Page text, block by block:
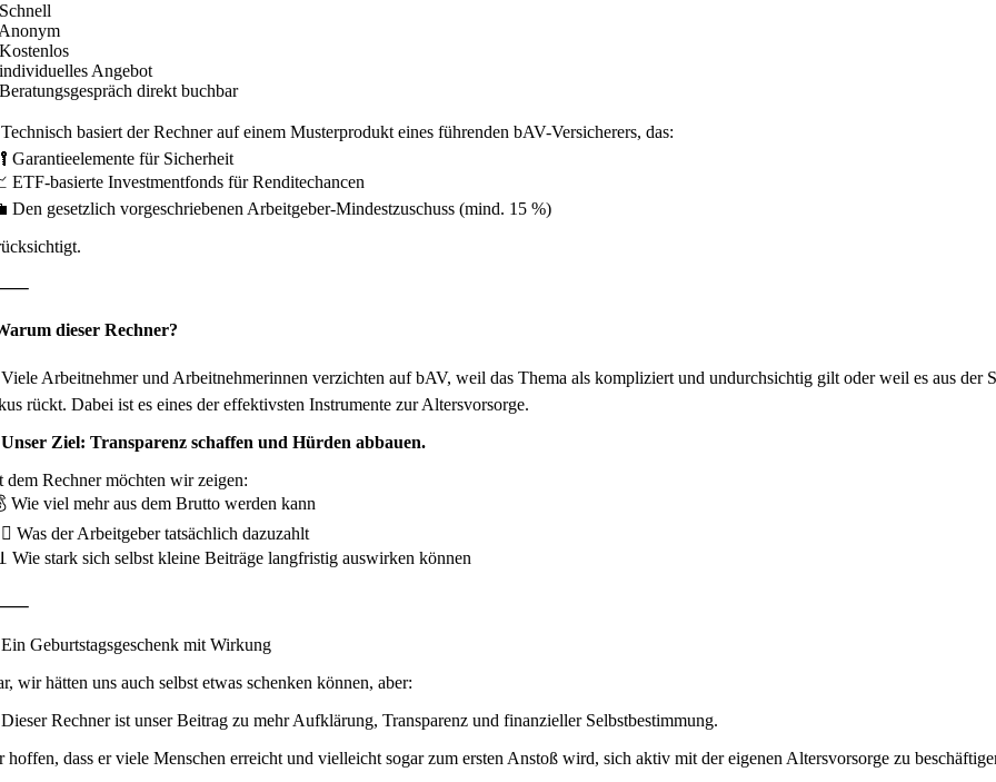
Angebot
direkt buchbar
basiert der Rechner auf einem Musterprodukt eines führenden bAV-Versicherers, das:
Garantieelemente für Sicherheit
ETF-basierte Investmentfonds für Renditechancen
Den gesetzlich vorgeschriebenen Arbeitgeber-Mindestzuschuss (mind. 15 %)
dieser Rechner?
Arbeitnehmer und Arbeitnehmerinnen verzichten auf bAV, weil das Thema als kompliziert und undurchsichtig gilt oder weil es aus der
rückt. Dabei ist es eines der effektivsten Instrumente zur Altersvorsorge.
Ziel: Transparenz schaffen und Hürden abbauen.
dem Rechner möchten wir zeigen:
Wie viel mehr aus dem Brutto werden kann
Was der Arbeitgeber tatsächlich dazuzahlt
Wie stark sich selbst kleine Beiträge langfristig auswirken können
Geburtstagsgeschenk mit Wirkung
wir hätten uns auch selbst etwas schenken können, aber:
Rechner ist unser Beitrag zu mehr Aufklärung, Transparenz und finanzieller Selbstbestimmung.
hoffen, dass er viele Menschen erreicht und vielleicht sogar zum ersten Anstoß wird, sich aktiv mit der eigenen Altersvorsorge zu